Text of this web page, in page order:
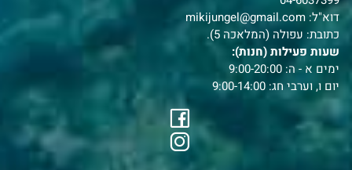
דוא"ל: mikijungel@gmail.com
כתובת: עפולה (המלאכה 5).
שעות פעילות (חנות):
ימים א - ה: 9:00-20:00
יום ו, וערבי חג: 9:00-14:00